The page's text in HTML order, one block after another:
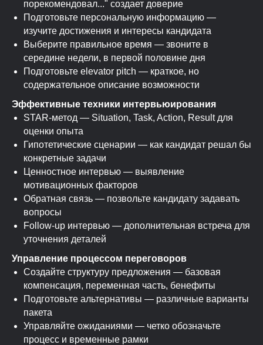
порекомендовал..." создает доверие
Подготовьте персональную информацию —
изучите достижения и интересы кандидата
Выберите правильное время — звоните в
середине недели, в первой половине дня
Подготовьте elevator pitch — краткое, но
содержательное описание возможности
Эффективные техники интервьюирования
STAR-метод — Situation, Task, Action, Result для
оценки опыта
Гипотетические сценарии — как кандидат решал бы
конкретные задачи
Ценностное интервью — выявление
мотивационных факторов
Обратная связь — позвольте кандидату задавать
вопросы
Follow-up интервью — дополнительная встреча для
уточнения деталей
Управление процессом переговоров
Создайте структуру предложения — базовая
компенсация, переменная часть, бенефиты
Подготовьте альтернативы — различные варианты
пакета
Управляйте ожиданиями — четко обозначьте
процесс и временные рамки